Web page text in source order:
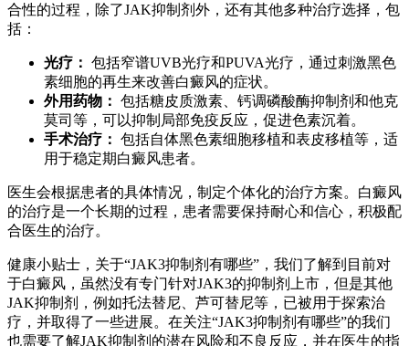
合性的过程，除了JAK抑制剂外，还有其他多种治疗选择，包
括：
光疗： 包括窄谱UVB光疗和PUVA光疗，通过刺激黑色
素细胞的再生来改善白癜风的症状。
外用药物： 包括糖皮质激素、钙调磷酸酶抑制剂和他克
莫司等，可以抑制局部免疫反应，促进色素沉着。
手术治疗： 包括自体黑色素细胞移植和表皮移植等，适
用于稳定期白癜风患者。
医生会根据患者的具体情况，制定个体化的治疗方案。白癜风
的治疗是一个长期的过程，患者需要保持耐心和信心，积极配
合医生的治疗。
健康小贴士，关于“JAK3抑制剂有哪些”，我们了解到目前对
于白癜风，虽然没有专门针对JAK3的抑制剂上市，但是其他
JAK抑制剂，例如托法替尼、芦可替尼等，已被用于探索治
疗，并取得了一些进展。在关注“JAK3抑制剂有哪些”的我们
也需要了解JAK抑制剂的潜在风险和不良反应，并在医生的指